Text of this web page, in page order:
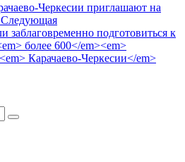
Черкесии приглашают на
Следующая
подготовиться к
более 600</em><em>
Карачаево-Черкесии</em>